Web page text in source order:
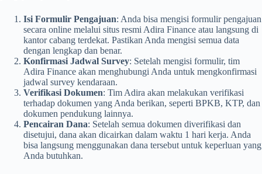
Isi Formulir Pengajuan: Anda bisa mengisi formulir pengajuan
secara online melalui situs resmi Adira Finance atau langsung di
kantor cabang terdekat. Pastikan Anda mengisi semua data
dengan lengkap dan benar.
Konfirmasi Jadwal Survey: Setelah mengisi formulir, tim
Adira Finance akan menghubungi Anda untuk mengkonfirmasi
jadwal survey kendaraan.
Verifikasi Dokumen: Tim Adira akan melakukan verifikasi
terhadap dokumen yang Anda berikan, seperti BPKB, KTP, dan
dokumen pendukung lainnya.
Pencairan Dana: Setelah semua dokumen diverifikasi dan
disetujui, dana akan dicairkan dalam waktu 1 hari kerja. Anda
bisa langsung menggunakan dana tersebut untuk keperluan yang
Anda butuhkan.